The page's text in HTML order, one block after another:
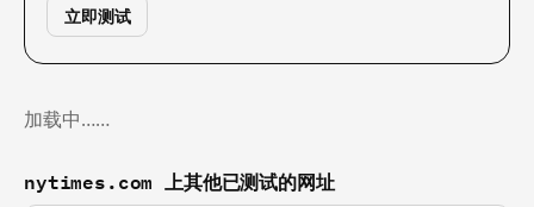
立即测试
加载中……
nytimes.com 上其他已测试的网址